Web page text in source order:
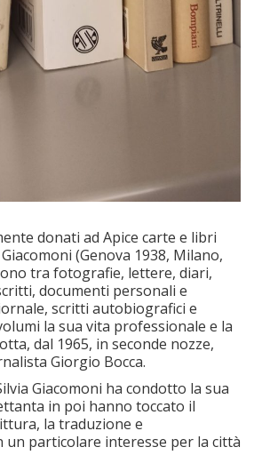
donati ad Apice carte e libri
(Genova 1938, Milano,
tra fotografie, lettere, diari,
documenti personali e
scritti autobiografici e
la sua vita professionale e la
dal 1965, in seconde nozze,
Giorgio Bocca.
Giacomoni ha condotto la sua
in poi hanno toccato il
la traduzione e
un particolare interesse per la città